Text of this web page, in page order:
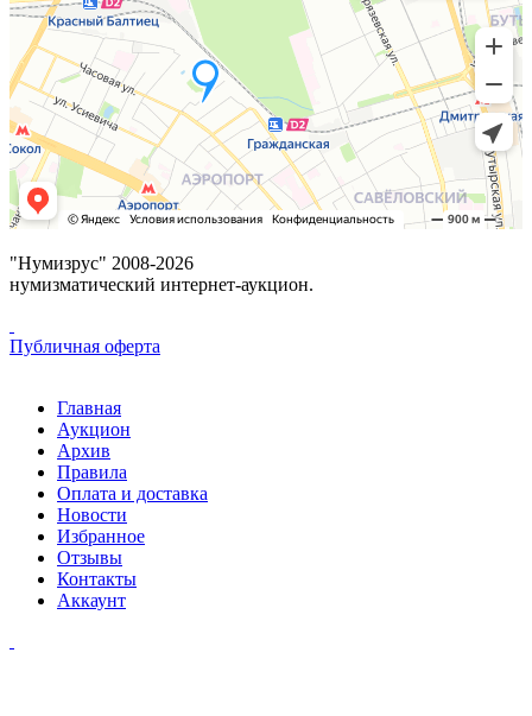
"Нумизрус" 2008-2026
нумизматический интернет-аукцион.
Публичная оферта
Главная
Аукцион
Архив
Правила
Оплата и доставка
Новости
Избранное
Отзывы
Контакты
Аккаунт